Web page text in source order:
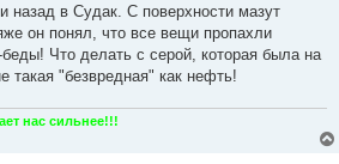
назад в Судак. С поверхности мазут
он понял, что все вещи пропахли
Что делать с серой, которая была на
такая "безвредная" как нефть!
нас сильнее!!!